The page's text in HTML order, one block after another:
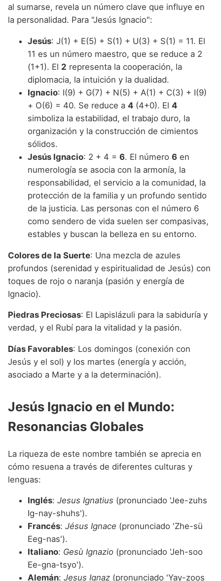
al sumarse, revela un número clave que influye en
la personalidad. Para "Jesús Ignacio":
Jesús: J(1) + E(5) + S(1) + U(3) + S(1) = 11. El
11 es un número maestro, que se reduce a 2
(1+1). El 2 representa la cooperación, la
diplomacia, la intuición y la dualidad.
Ignacio: I(9) + G(7) + N(5) + A(1) + C(3) + I(9)
+ O(6) = 40. Se reduce a 4 (4+0). El 4
simboliza la estabilidad, el trabajo duro, la
organización y la construcción de cimientos
sólidos.
Jesús Ignacio: 2 + 4 = 6. El número 6 en
numerología se asocia con la armonía, la
responsabilidad, el servicio a la comunidad, la
protección de la familia y un profundo sentido
de la justicia. Las personas con el número 6
como sendero de vida suelen ser compasivas,
estables y buscan la belleza en su entorno.
Colores de la Suerte: Una mezcla de azules
profundos (serenidad y espiritualidad de Jesús) con
toques de rojo o naranja (pasión y energía de
Ignacio).
Piedras Preciosas: El Lapislázuli para la sabiduría y
verdad, y el Rubí para la vitalidad y la pasión.
Días Favorables: Los domingos (conexión con
Jesús y el sol) y los martes (energía y acción,
asociado a Marte y a la determinación).
Jesús Ignacio en el Mundo:
Resonancias Globales
La riqueza de este nombre también se aprecia en
cómo resuena a través de diferentes culturas y
lenguas:
Inglés: Jesus Ignatius (pronunciado 'Jee-zuhs
Ig-nay-shuhs').
Francés: Jésus Ignace (pronunciado 'Zhe-sü
Eeg-nas').
Italiano: Gesù Ignazio (pronunciado 'Jeh-soo
Ee-gna-tsyo').
Alemán: Jesus Ignaz (pronunciado 'Yay-zoos